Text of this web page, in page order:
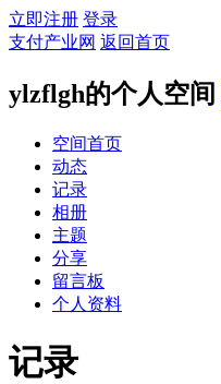
立即注册 登录
支付产业网 返回首页
ylzflgh的个人空间
空间首页
动态
记录
相册
主题
分享
留言板
个人资料
记录